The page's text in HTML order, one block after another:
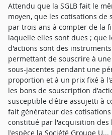
Attendu que la SGLB fait le
moyen, que les cotisations
par trois ans à compter de la
laquelle elles sont dues ; que
d'actions sont des
permettant de souscrire à
sous-jacentes pendant une
proportion et à un prix fixé à
les bons de souscription
susceptible d'être assujetti à
fait générateur des
constitué par l'acquisition
l'espèce la Société Groupe